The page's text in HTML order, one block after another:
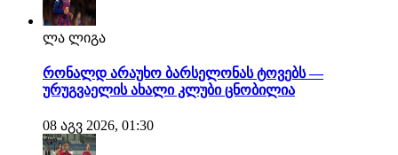
ლა ლიგა
რონალდ არაუხო ბარსელონას ტოვებს —
ურუგვაელის ახალი კლუბი ცნობილია
08 აგვ 2026, 01:30